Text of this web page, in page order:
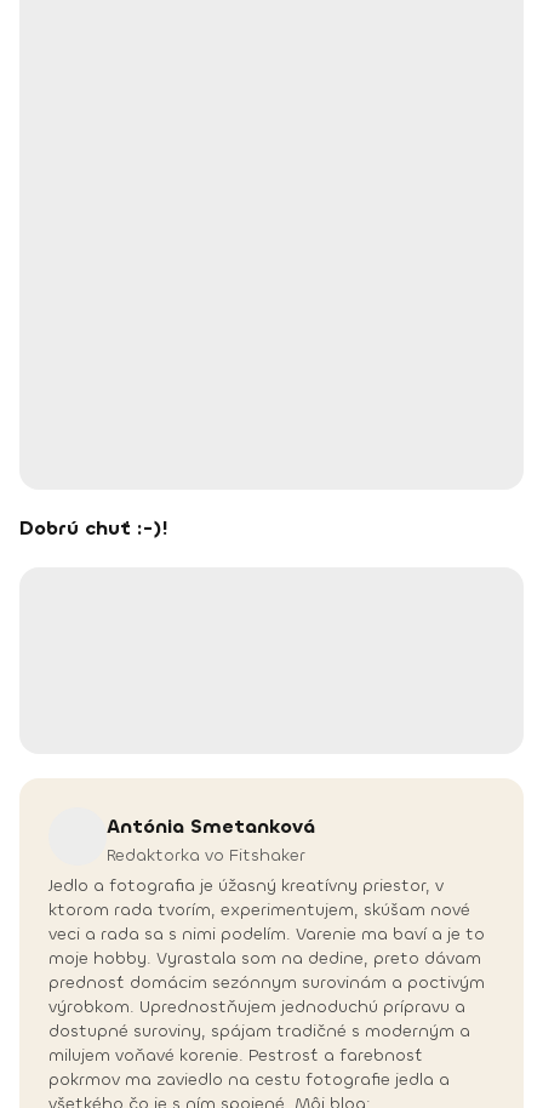
Dobrú chuť :-)!
Antónia Smetanková
Redaktorka vo Fitshaker
Jedlo a fotografia je úžasný kreatívny priestor, v
ktorom rada tvorím, experimentujem, skúšam nové
veci a rada sa s nimi podelím. Varenie ma baví a je to
moje hobby. Vyrastala som na dedine, preto dávam
prednosť domácim sezónnym surovinám a poctivým
výrobkom. Uprednostňujem jednoduchú prípravu a
dostupné suroviny, spájam tradičné s moderným a
milujem voňavé korenie. Pestrosť a farebnosť
pokrmov ma zaviedlo na cestu fotografie jedla a